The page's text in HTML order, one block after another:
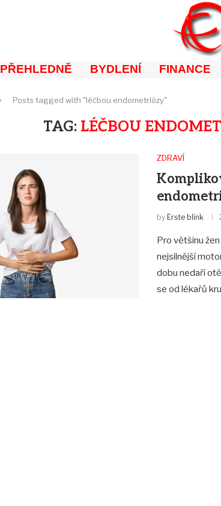
PŘEHLEDNĚ BYDLENÍ FINANCE
Posts tagged with "léčbou endometriózy"
TAG: LÉČBOU
ZDRAVÍ
by Erste blink
Pro většinu
nejsilnější
dobu nedaří
se od lékařů